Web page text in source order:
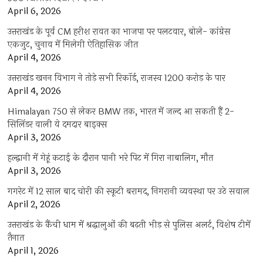
April 6, 2026
उत्तराखंड के पूर्व CM हरीश रावत का भाजपा पर पलटवार, बोले- कांग्रेस
एकजुट, चुनाव में मिलेगी ऐतिहासिक जीत
April 4, 2026
उत्तराखंड खनन विभाग ने तोड़े सभी रिकॉर्ड, राजस्व 1200 करोड़ के पार
April 4, 2026
Himalayan 750 से लेकर BMW तक, भारत में जल्द आ सकती हैं 2-
सिलिंडर वाली ये दमदार बाइक्स
April 3, 2026
हल्द्वानी में गेहूं कटाई के दौरान पानी भरे पिट में गिरा नाबालिग, मौत
April 3, 2026
गगरेट में 12 साल बाद चोरी की स्कूटी बरामद, निगरानी व्यवस्था पर उठे सवाल
April 2, 2026
उत्तराखंड के कैंची धाम में श्रद्धालुओं की बढ़ती भीड़ से पुलिस अलर्ट, विशेष टीमें
तैनात
April 1, 2026